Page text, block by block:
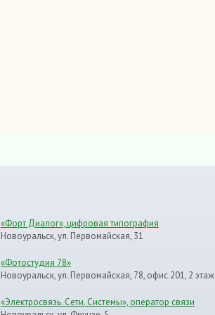
«Форт Диалог», цифровая типография
Новоуральск, ул. Первомайская, 31
«Фотостудия 78»
Новоуральск, ул. Первомайская, 78, офис 201, 2 этаж
«Электросвязь. Сети. Системы», оператор связи